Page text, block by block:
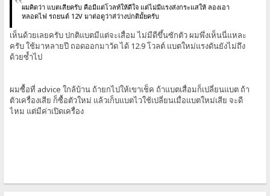
ผมคิดว่า แบตเสียครับ คือมีแต่โวลท์ให้ดีใจ แต่ไม่มีแรงส่งกระแสให้ ลองเอา
หลอดไฟ รถยนต์ 12V มาต่อดูว่าส่ว่างปกติมั้ยครับ
เห็นด้วยเลยครับ ปกติแบตมีแต่จะเสื่อม ไม่มีดีขึ้นซักตัว ผมพึ่งเห็นนี่แหละ
ครับ ใช้มาหลายปี ถอดออกมาวัด ได้ 12.9 โวลต์ แบตใหม่แรงดันยังไม่ถึง
ด้วยซ้ำไป
ผมซื้อที่ advice ใกล้บ้าน ถ้ายกไปให้เขาเช็ค ถ้าแบตเสื่อมก็เปลี่ยนแบต ถ้า
ตัวเครื่องเสีย ก็ซื้อตัวใหม่ แล้วเก็บแบตไวใช้เปลี่ยนเมื่อแบตใหม่เสีย จะดี
ไหม แต่มีค่าเปิดเครื่อง